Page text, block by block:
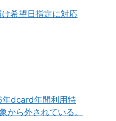
希望日指定に対応
dcard年間利用特
から外されている。